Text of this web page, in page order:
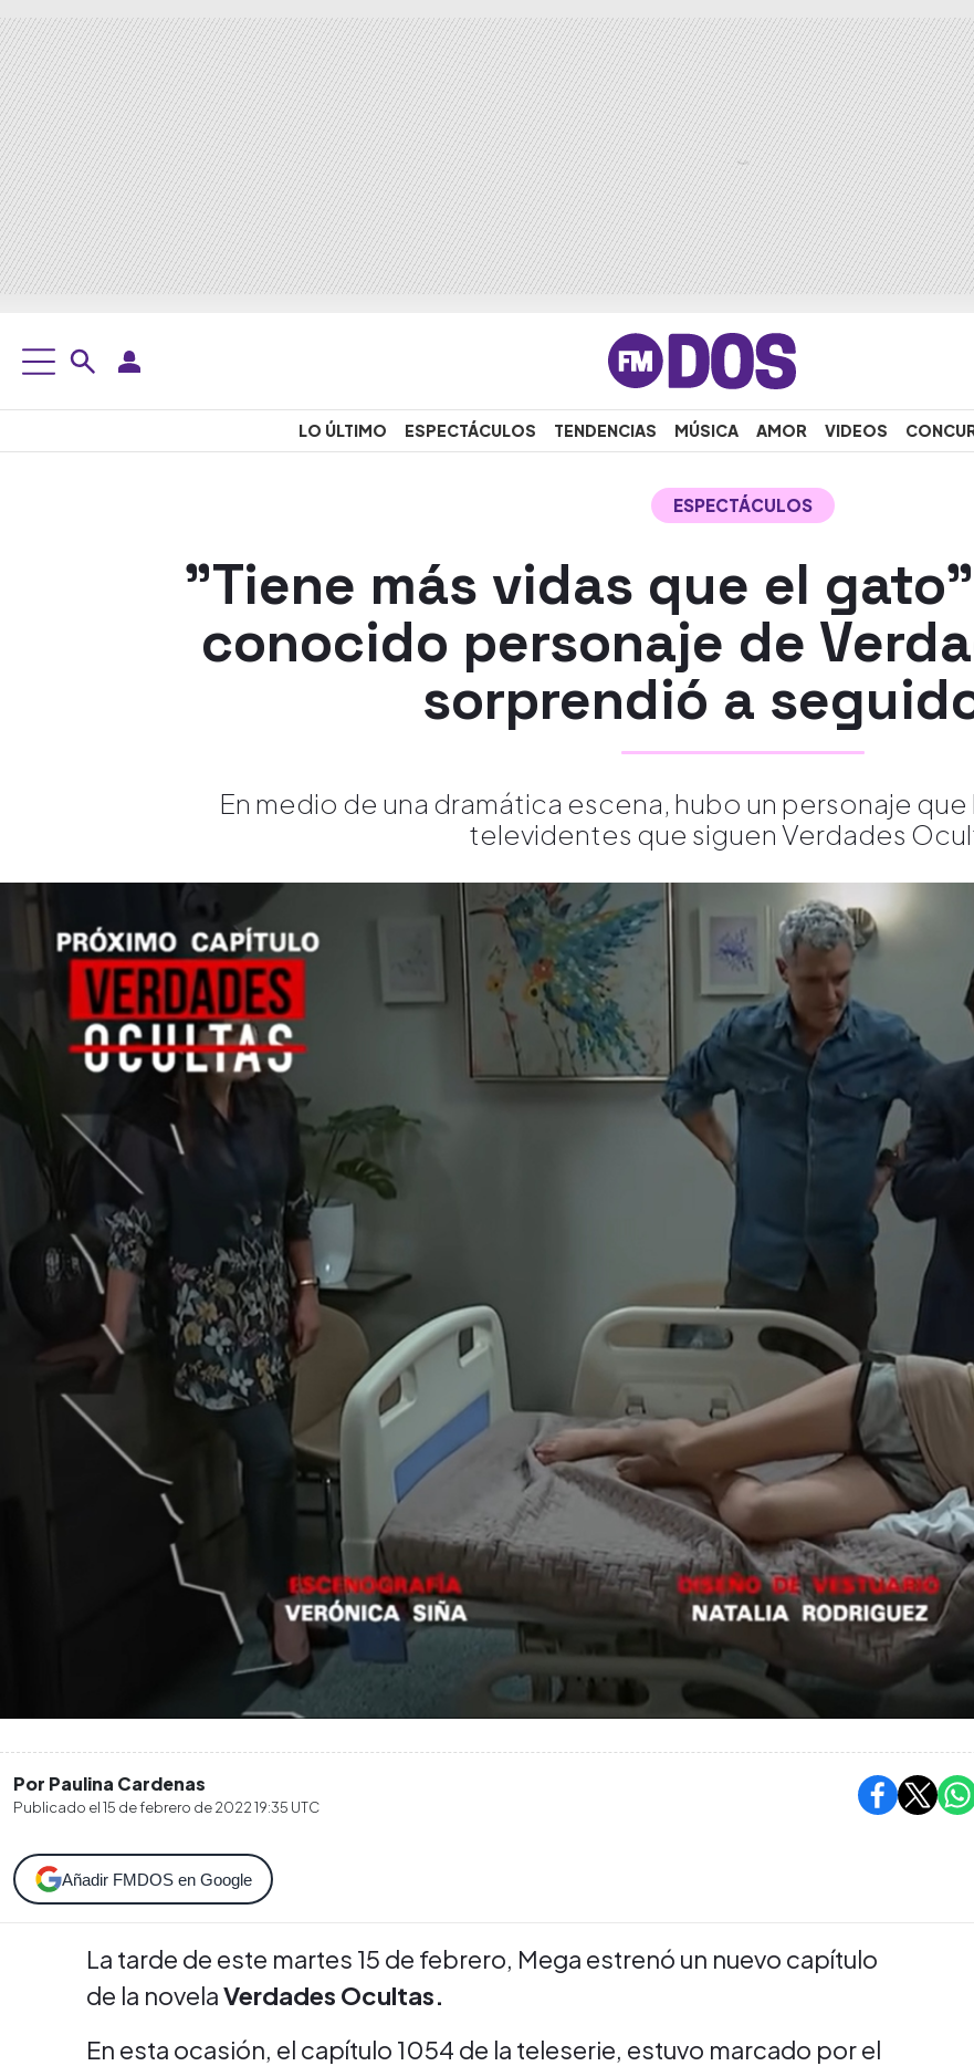
LO ÚLTIMO ESPECTÁCULOS TENDENCIAS MÚSICA AMOR VIDEOS
ESPECTÁCULOS
"Tiene más vidas que el
conocido personaje de
sorprendió a
En medio de una dramática escena, hubo un personaje
televidentes que siguen Verdades
Por Paulina Cardenas
Publicado el15 de febrero de 2022 19:35 UTC
Añadir FMDOS en Google
La tarde de este martes 15 de febrero, Mega estrenó un nuevo capítulo
de la novelaVerdades Ocultas.
En esta ocasión, el capítulo 1054 de la teleserie, estuvo marcado por el